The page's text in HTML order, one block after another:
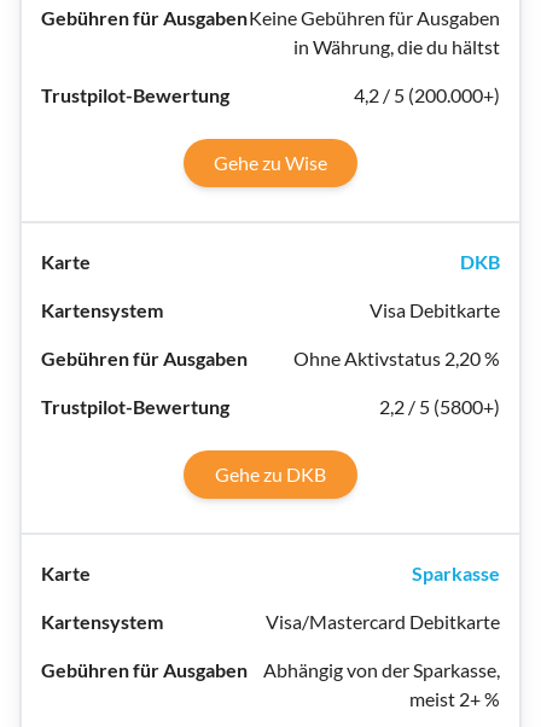
Keine Gebühren für Ausgaben
in Währung, die du hältst
4,2 / 5 (200.000+)
Gehe zu Wise
DKB
Visa Debitkarte
Ohne Aktivstatus 2,20 %
2,2 / 5 (5800+)
Gehe zu DKB
Sparkasse
Visa/Mastercard Debitkarte
Abhängig von der Sparkasse,
meist 2+ %